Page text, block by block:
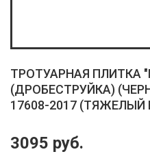
ТРОТУАРНАЯ ПЛИТКА
(ДРОБЕСТРУЙКА)
17608-2017 (ТЯЖЕЛЫЙ
3095 руб.